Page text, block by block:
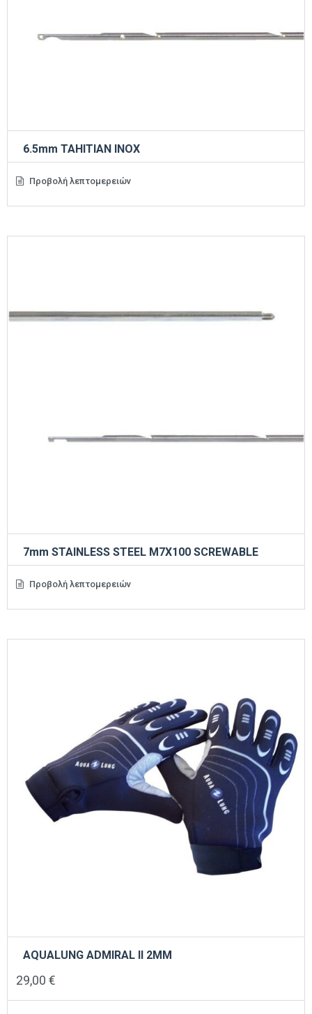
6.5mm TAHITIAN INOX
Προβολή λεπτομερειών
7mm STAINLESS STEEL M7X100 SCREWABLE
Προβολή λεπτομερειών
AQUALUNG ADMIRAL II 2ΜΜ
29,00 €